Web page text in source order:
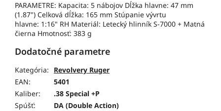
PARAMETRE: Kapacita: 5 nábojov Dĺžka hlavne: 47 mm
(1.87") Celková dĺžka: 165 mm Stúpanie vývrtu
hlavne: 1:16" RH Materiál: Letecký hlinník S-7000 + Matná
čierna Hmotnosť: 383 g
Dodatočné parametre
Kategória:
Revolvery Ruger
EAN:
5401
Kaliber:
.38 Special +P
Spúšť:
DA (Double Action)